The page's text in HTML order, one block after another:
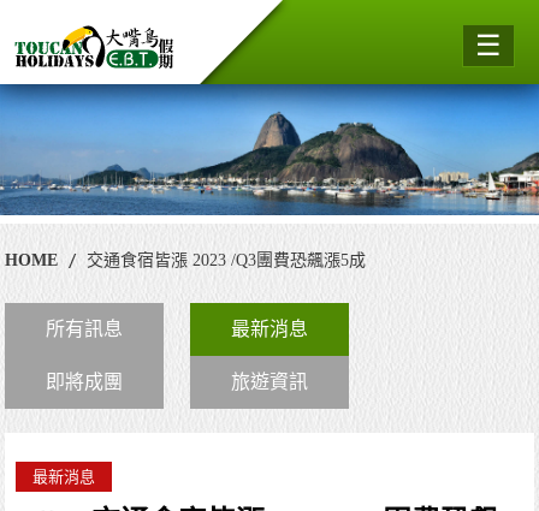
☰
HOME 交通食宿皆漲 2023 /Q3團費恐飆漲5成
所有訊息 最新消息
即將成團 旅遊資訊
最新消息